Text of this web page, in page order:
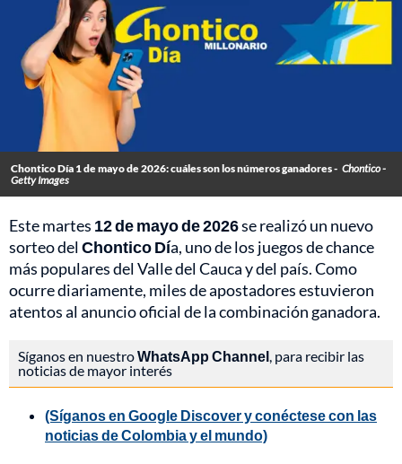
Chontico Día 1 de mayo de 2026: cuáles son los números ganadores - Chontico -
Getty Images
Este martes 12 de mayo de 2026se realizó un nuevo
sorteo delChontico Día, uno de los juegos de chance
más populares del Valle del Cauca y del país. Como
ocurre diariamente, miles de apostadores estuvieron
atentos al anuncio oficial de la combinación ganadora.
Síganos en nuestroWhatsApp Channel, para recibir las
noticias de mayor interés
(Síganos en Google Discover y conéctese con las
noticias de Colombia y el mundo)